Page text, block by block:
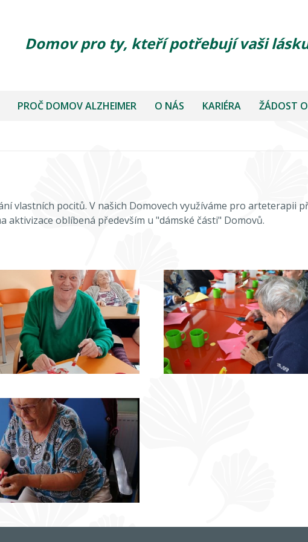
Domov pro ty, kteří potřebují vaši
PROČ DOMOV ALZHEIMER O NÁS KARIÉRA ŽÁDOST
vlastních pocitů. V našich Domovech využíváme pro arteterapii
oblíbená především u "dámské části" Domovů.